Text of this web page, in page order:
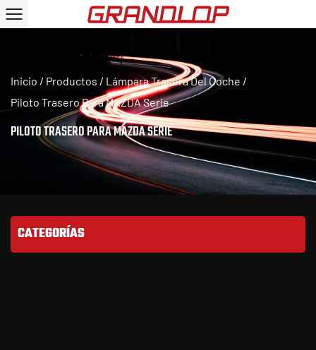
Inicio / Productos / Lámpara Trasera Del Coche /
Piloto Trasero Para MAZDA Serie
PILOTO TRASERO PARA MAZDA SERIE
CATEGORÍAS